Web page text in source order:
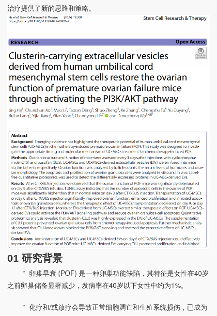
治疗提供了新的思路和策略。
01 研究背景
* 卵巢早衰 (POF) 是一种卵巢功能缺陷，其特征是女性在40岁
之前卵巢储备显著减少，发病率在40岁以下女性中约为1%。
* 化疗和/或放疗会导致正常细胞凋亡和生殖系统损伤，已成为